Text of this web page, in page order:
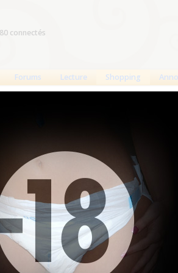
connectés
Forums Lecture Shopping
page les meilleures
Confiance, Depend,
aussi bien pour les
Les plus récents Trier par nom